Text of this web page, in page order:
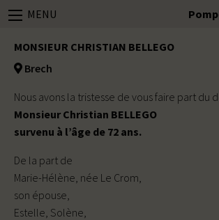
MENU
MONSIEUR CHRISTIAN BELLEGO
Brech
Nous avons la tristesse de vous faire part du
Monsieur Christian BELLEGO
survenu à l’âge de 72 ans.
De la part de
Marie-Hélène, née Le Crom,
son épouse,
Estelle, Solène,